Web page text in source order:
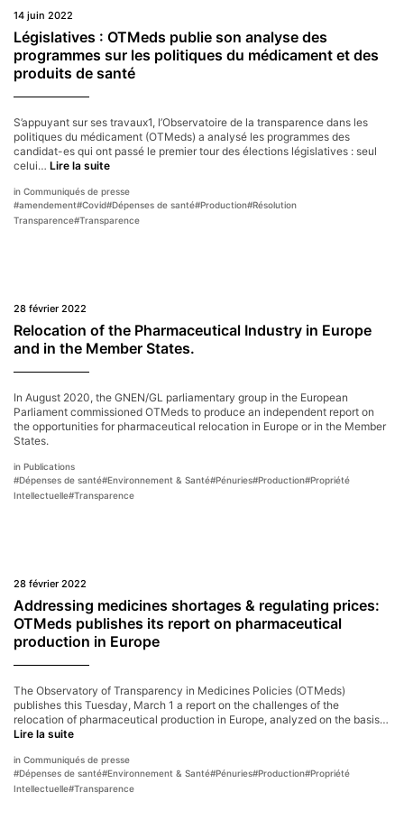
« fautif »
14 juin 2022
Législatives : OTMeds publie son analyse des
programmes sur les politiques du médicament et des
produits de santé
S’appuyant sur ses travaux1, l’Observatoire de la transparence dans les
politiques du médicament (OTMeds) a analysé les programmes des
candidat-es qui ont passé le premier tour des élections législatives : seul
celui… Lire la suiteLégislatives :
publie
son
analyse
médicament
et
des
santé
Communiqués de presse
#amendement#Covid#Dépenses de santé#Production#Résolution
Transparence#Transparence
28 février 2022
Relocation of the Pharmaceutical Industry in Europe
and in the Member States.
In August 2020, the GNEN/GL parliamentary group in the European
Parliament commissioned OTMeds to produce an independent report on
the opportunities for pharmaceutical relocation in Europe or in the Member
States.
Publications
#Dépenses de santé#Environnement & Santé#Pénuries#Production#Propriété
Intellectuelle#Transparence
28 février 2022
Addressing medicines shortages & regulating prices:
OTMeds publishes its report on pharmaceutical
production in Europe
The Observatory of Transparency in Medicines Policies (OTMeds)
publishes this Tuesday, March 1 a report on the challenges of the
relocation of pharmaceutical production in Europe, analyzed on the basis…
Lire la suiteAddressing
shortages
&
regulating
Communiqués de presse
#Dépenses de santé#Environnement & Santé#Pénuries#Production#Propriété
Intellectuelle#Transparence